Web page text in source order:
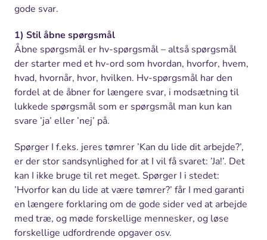
gode svar.
1) Stil åbne spørgsmål
Åbne spørgsmål er hv-spørgsmål – altså spørgsmål
der starter med et hv-ord som hvordan, hvorfor, hvem,
hvad, hvornår, hvor, hvilken. Hv-spørgsmål har den
fordel at de åbner for længere svar, i modsætning til
lukkede spørgsmål som er spørgsmål man kun kan
svare ’ja’ eller ’nej’ på.
Spørger I f.eks. jeres tømrer ’Kan du lide dit arbejde?’,
er der stor sandsynlighed for at I vil få svaret: ’Ja!’. Det
kan I ikke bruge til ret meget. Spørger I i stedet:
’Hvorfor kan du lide at være tømrer?’ får I med garanti
en længere forklaring om de gode sider ved at arbejde
med træ, og møde forskellige mennesker, og løse
forskellige udfordrende opgaver osv.